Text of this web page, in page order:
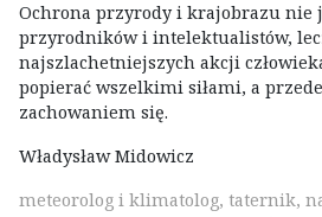
Ochrona przyrody i krajobrazu nie
przyrodników i intelektualistów,
najszlachetniejszych akcji
popierać wszelkimi siłami, a
zachowaniem się.
Władysław Midowicz
meteorolog i klimatolog, taternik,